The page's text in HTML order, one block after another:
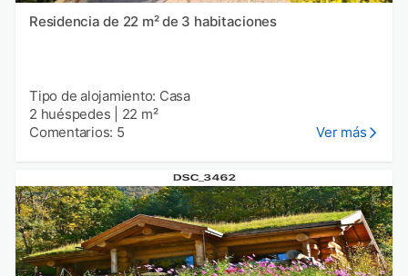
Residencia de 22 m² de 3 habitaciones
Tipo de alojamiento: Casa
2 huéspedes
22 m²
Comentarios: 5
Ver más